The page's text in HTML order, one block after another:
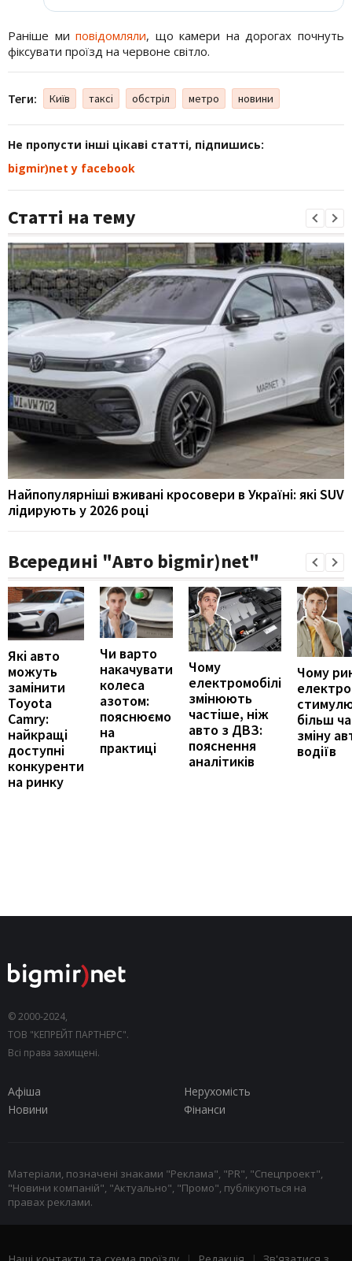
Раніше миповідомляли, що камери на дорогах почнуть
фіксувати проїзд на червоне світло.
Теги: Київ таксі обстріл метро новини
Не пропусти інші цікаві статті, підпишись:
bigmir)net у facebook
Статті на тему
Найпопулярніші вживані кросовери в Україні: які SUV
лідирують у 2026 році
Всередині "Авто bigmir)net"
Які авто
можуть
замінити
Toyota
Camry:
найкращі
доступні
конкуренти
на ринку
Чи варто
накачувати
колеса
азотом:
пояснюємо
на
практиці
Чому
електромобілі
змінюють
частіше, ніж
авто з ДВЗ:
пояснення
аналітиків
Чому
більш
зміну
водіїв
© 2000-2024,
ТОВ "КЕПРЕЙТ ПАРТНЕРС".
Всі права захищені.
Афіша
Нерухомість
Новини
Фінанси
Матеріали, позначені знаками "Реклама", "PR", "Спецпроект",
"Новини компаній", "Актуально", "Промо", публікуються на
правах реклами.